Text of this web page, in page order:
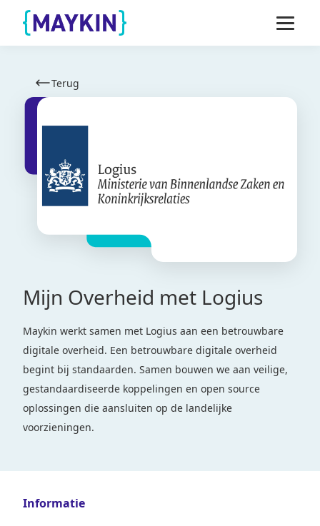
Naar de inhoud springen
Naar de footer springen
Terug
Mijn Overheid met Logius
Maykin werkt samen met Logius aan een betrouwbare
digitale overheid. Een betrouwbare digitale overheid
begint bij standaarden. Samen bouwen we aan veilige,
gestandaardiseerde koppelingen en open source
oplossingen die aansluiten op de landelijke
voorzieningen.
Informatie